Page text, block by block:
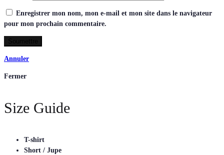
Enregistrer mon nom, mon e-mail et mon site dans le navigateur
pour mon prochain commentaire.
Annuler
Fermer
Size Guide
T-shirt
Short / Jupe